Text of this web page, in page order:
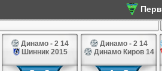
Динамо - 2 14
Шинник 2015
Динамо - 2 14
Динамо Киров 14